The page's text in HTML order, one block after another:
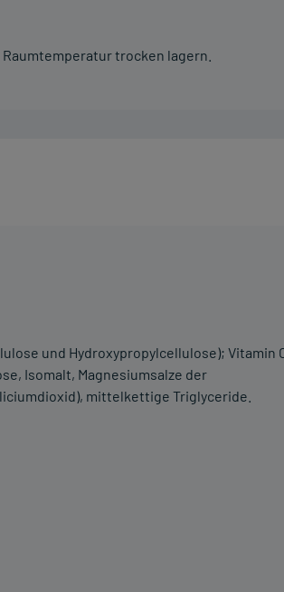
trocken lagern.
und Hydroxypropylcellulose); Vitamin
Isomalt, Magnesiumsalze der
mittelkettige Triglyceride.